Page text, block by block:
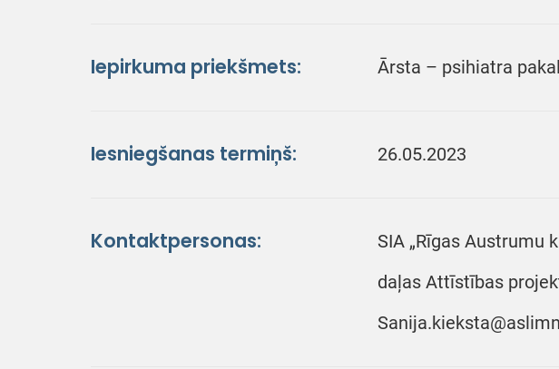
Iepirkuma priekšmets: Ārsta – psihiatra
Iesniegšanas termiņš: 26.05.2023
Kontaktpersonas:
SIA „Rīgas
daļas Attīstības